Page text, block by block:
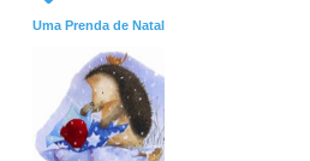
Uma Prenda de Natal